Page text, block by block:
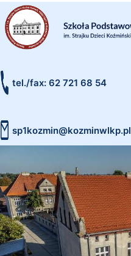
tel./fax: 62 721 68 54
sp1kozmin@kozminwlkp.pl